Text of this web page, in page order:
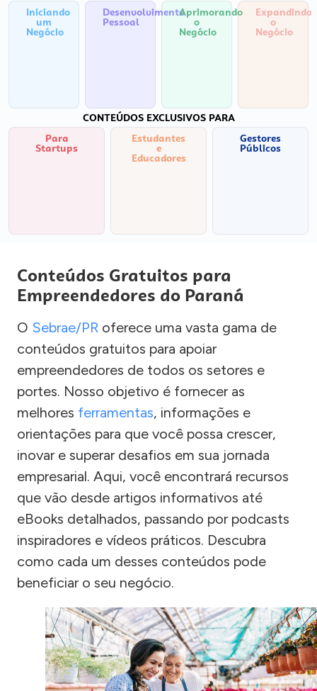
Iniciando
um
Negócio
Desenvolvimento
Pessoal
Aprimorando
o
Negócio
Expandindo
o
Negócio
CONTEÚDOS EXCLUSIVOS PARA
Para
Startups
Estudantes
e
Educadores
Gestores
Públicos
Conteúdos Gratuitos para
Empreendedores do Paraná
O Sebrae/PR oferece uma vasta gama de
conteúdos gratuitos para apoiar
empreendedores de todos os setores e
portes. Nosso objetivo é fornecer as
melhores ferramentas, informações e
orientações para que você possa crescer,
inovar e superar desafios em sua jornada
empresarial. Aqui, você encontrará recursos
que vão desde artigos informativos até
eBooks detalhados, passando por podcasts
inspiradores e vídeos práticos. Descubra
como cada um desses conteúdos pode
beneficiar o seu negócio.